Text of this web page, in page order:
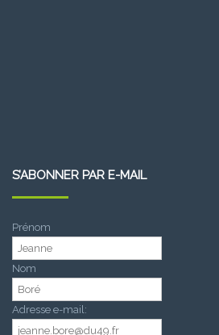
S’ABONNER PAR E-MAIL
Prénom
Nom
Adresse e-mail: